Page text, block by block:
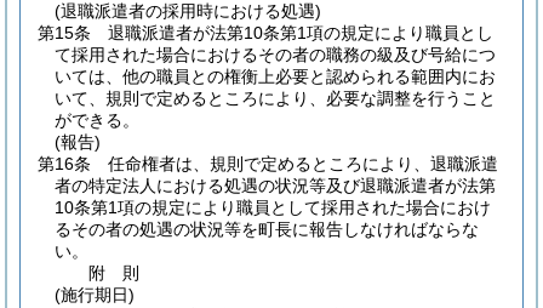
(退職派遣者の採用時における処遇)
第15条
退職派遣者が法第10条第1項の規定により職員とし
て採用された場合におけるその者の職務の級及び号給につ
いては、他の職員との権衡上必要と認められる範囲内にお
いて、規則で定めるところにより、必要な調整を行うこと
ができる。
(報告)
第16条
任命権者は、規則で定めるところにより、退職派遣
者の特定法人における処遇の状況等及び退職派遣者が法第
10条第1項の規定により職員として採用された場合におけ
るその者の処遇の状況等を町長に報告しなければならな
い。
附 則
(施行期日)